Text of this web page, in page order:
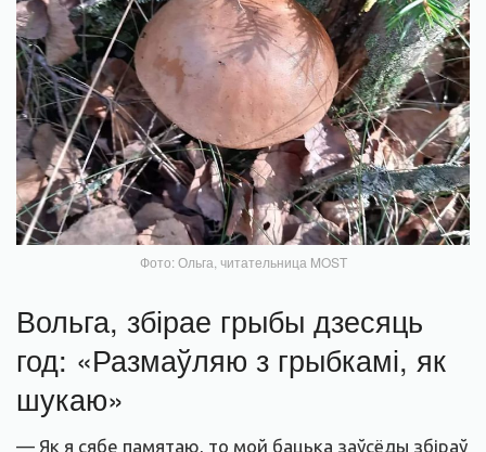
Фото: Ольга, читательница MOST
Вольга, збірае грыбы дзесяць
год: «Размаўляю з грыбкамі, як
шукаю»
— Як я сябе памятаю, то мой бацька заўсёды збіраў